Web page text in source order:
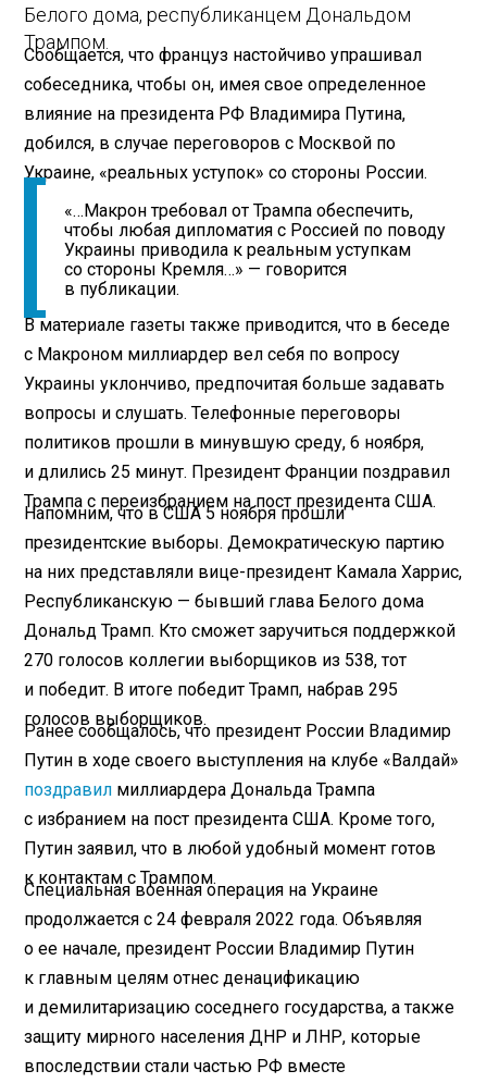
Белого дома, республиканцем Дональдом
Трампом.
Сообщается, что француз настойчиво упрашивал
собеседника, чтобы он, имея свое определенное
влияние на президента РФ Владимира Путина,
добился, в случае переговоров с Москвой по
Украине, «реальных уступок» со стороны России.
«…Макрон требовал от Трампа обеспечить,
чтобы любая дипломатия с Россией по поводу
Украины приводила к реальным уступкам
со стороны Кремля…» — говорится
в публикации.
В материале газеты также приводится, что в беседе
с Макроном миллиардер вел себя по вопросу
Украины уклончиво, предпочитая больше задавать
вопросы и слушать. Телефонные переговоры
политиков прошли в минувшую среду, 6 ноября,
и длились 25 минут. Президент Франции поздравил
Трампа с переизбранием на пост президента США.
Напомним, что в США 5 ноября прошли
президентские выборы. Демократическую партию
на них представляли вице-президент Камала Харрис,
Республиканскую — бывший глава Белого дома
Дональд Трамп. Кто сможет заручиться поддержкой
270 голосов коллегии выборщиков из 538, тот
и победит. В итоге победит Трамп, набрав 295
голосов выборщиков.
Ранее сообщалось, что президент России Владимир
Путин в ходе своего выступления на клубе «Валдай»
поздравил миллиардера Дональда Трампа
с избранием на пост президента США. Кроме того,
Путин заявил, что в любой удобный момент готов
к контактам с Трампом.
Специальная военная операция на Украине
продолжается с 24 февраля 2022 года. Объявляя
о ее начале, президент России Владимир Путин
к главным целям отнес денацификацию
и демилитаризацию соседнего государства, а также
защиту мирного населения ДНР и ЛНР, которые
впоследствии стали частью РФ вместе